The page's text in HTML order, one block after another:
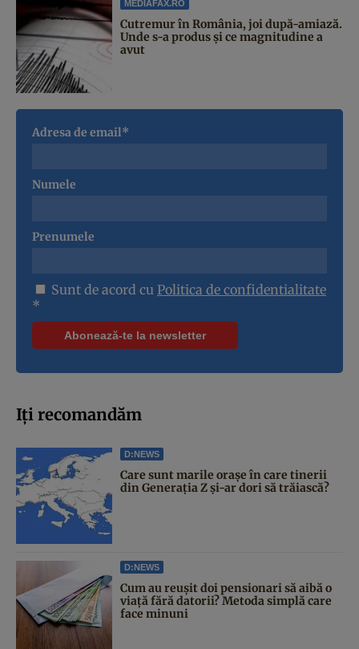
MEDIAFAX.RO
Cutremur în România, joi după-amiază.
Unde s-a produs și ce magnitudine a
avut
Adresa de email*
Numele
Prenumele
Sunt de acord cu Politica de confidentialitate
*
Iți recomandăm
D:NEWS
Care sunt marile orașe în care tinerii
din Generația Z și-ar dori să trăiască?
D:NEWS
Cum au reușit doi pensionari să aibă o
viață fără datorii? Metoda simplă care
face minuni